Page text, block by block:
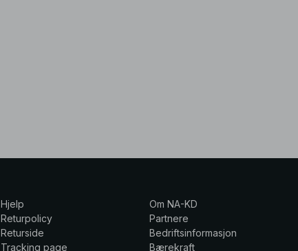
Hjelp
Returpolicy
Returside
Tracking page
Om NA-KD
Partnere
Bedriftsinformasjon
Bærekraft